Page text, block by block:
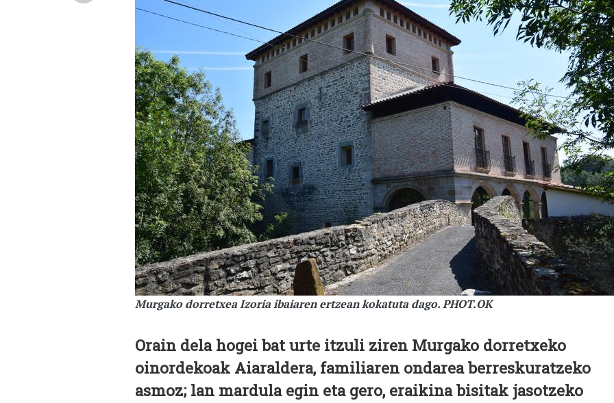
Murgako dorretxea Izoria ibaiaren ertzean kokatuta dago. PHOT.OK
Orain dela hogei bat urte itzuli ziren Murgako dorretxeko
oinordekoak Aiaraldera, familiaren ondarea berreskuratzeko
asmoz; lan mardula egin eta gero, eraikina bisitak jasotzeko